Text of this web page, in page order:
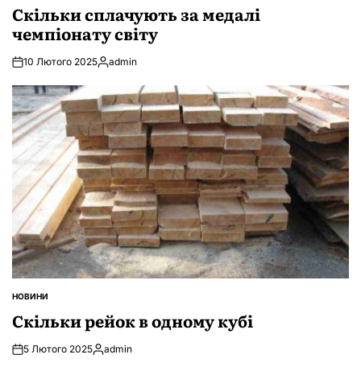
Скільки сплачують за медалі
чемпіонату світу
10 Лютого 2025Опубліковано
admin
ОПУБЛІКУВАТИ
НОВИНИ
Скільки рейок в одному кубі
5 Лютого 2025Опубліковано
admin